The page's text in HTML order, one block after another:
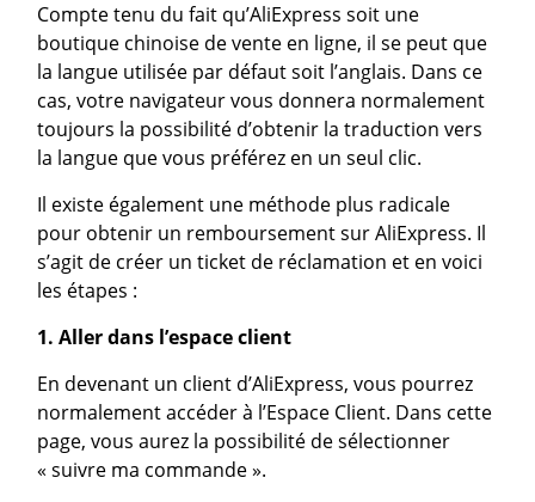
Compte tenu du fait qu’AliExpress soit une
boutique chinoise de vente en ligne, il se peut que
la langue utilisée par défaut soit l’anglais. Dans ce
cas, votre navigateur vous donnera normalement
toujours la possibilité d’obtenir la traduction vers
la langue que vous préférez en un seul clic.
Il existe également une méthode plus radicale
pour obtenir un remboursement sur AliExpress. Il
s’agit de créer un ticket de réclamation et en voici
les étapes :
1. Aller dans l’espace client
En devenant un client d’AliExpress, vous pourrez
normalement accéder à l’Espace Client. Dans cette
page, vous aurez la possibilité de sélectionner
« suivre ma commande ».